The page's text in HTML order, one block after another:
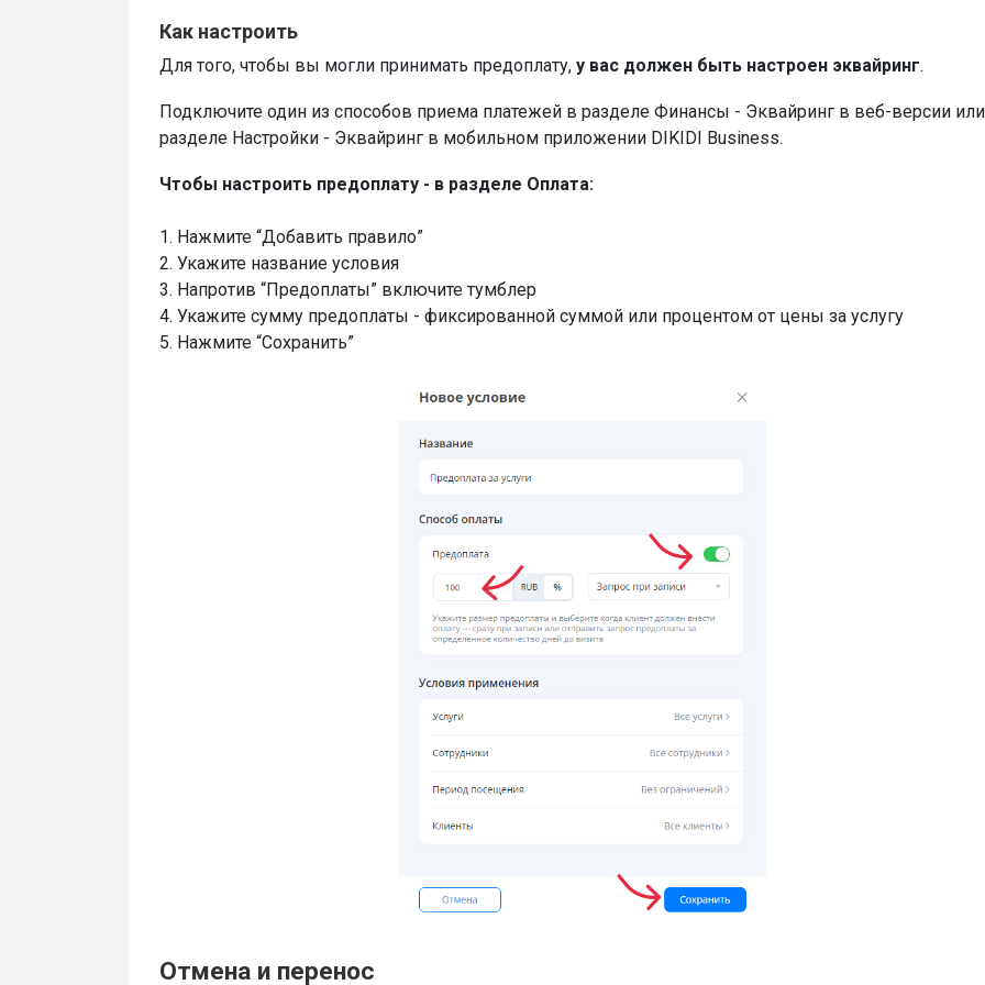
Как настроить
Для того, чтобы вы могли принимать предоплату, у вас должен быть настроен эквайринг.
Подключите один из способов приема платежей в разделе Финансы - Эквайринг в веб-версии
разделе Настройки - Эквайринг в мобильном приложении DIKIDI Business.
Чтобы настроить предоплату - в разделе Оплата:
1. Нажмите “Добавить правило”
2. Укажите название условия
3. Напротив “Предоплаты” включите тумблер
4. Укажите сумму предоплаты - фиксированной суммой или процентом от цены за услугу
5. Нажмите “Сохранить”
Отмена и перенос